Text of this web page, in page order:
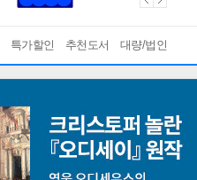
특가할인 추천도서 대량/법인